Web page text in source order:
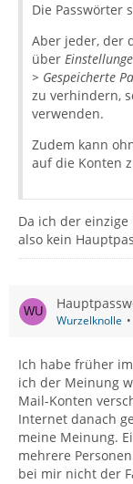
Die Passwörter
Aber jeder, der
über
> Gespeicherte
zu verhindern,
verwenden.
Zudem kann
auf die Konten
Da ich der
also kein
Wurzelknolle
Ich habe früher
ich der Meinung
Mail-Konten
Internet danach
meine Meinung.
mehrere
bei mir nicht der